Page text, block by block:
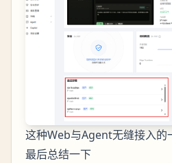
这种Web与Agent无缝接入的
最后总结一下